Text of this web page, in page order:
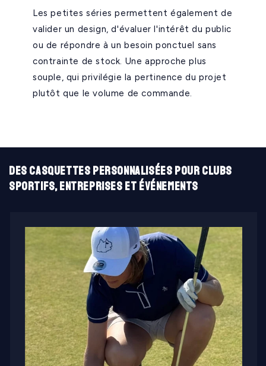
Les petites séries permettent également de
valider un design, d'évaluer l'intérêt du public
ou de répondre à un besoin ponctuel sans
contrainte de stock. Une approche plus
souple, qui privilégie la pertinence du projet
plutôt que le volume de commande.
Des casquettes personnalisées pour clubs
sportifs, entreprises et événements